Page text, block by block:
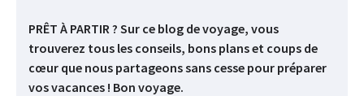
PRÊT À PARTIR ? Sur ce blog de voyage, vous
trouverez tous les conseils, bons plans et coups de
cœur que nous partageons sans cesse pour préparer
vos vacances ! Bon voyage.